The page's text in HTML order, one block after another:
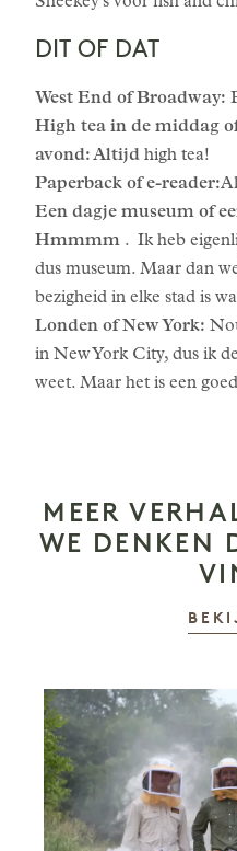
DIT OF DAT
West End of Broadway:
High tea in de middag
avond: Altijd high tea!
Paperback of e-reader:
Een dagje museum of
Hmmmm . Ik heb
dus museum. Maar dan
bezigheid in elke stad is
Londen of New York:
in New York City, dus ik
weet. Maar het is een
MEER
WE DENKEN